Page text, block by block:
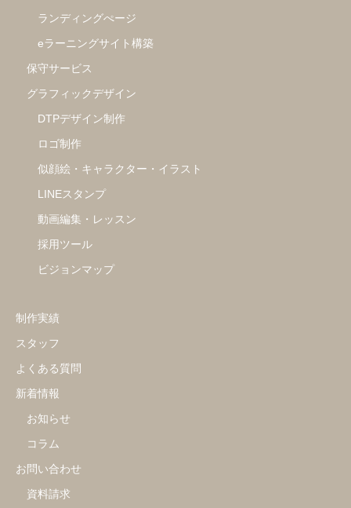
ランディングぺージ
eラーニングサイト構築
保守サービス
グラフィックデザイン
DTPデザイン制作
ロゴ制作
似顔絵・キャラクター・イラスト
LINEスタンプ
動画編集・レッスン
採用ツール
ビジョンマップ
制作実績
スタッフ
よくある質問
新着情報
お知らせ
コラム
お問い合わせ
資料請求